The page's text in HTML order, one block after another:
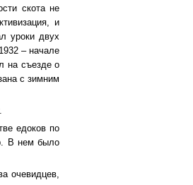
скота не
и
уроки двух
– начале
на съезде о
с зимним
едоков по
В нем было
очевидцев,